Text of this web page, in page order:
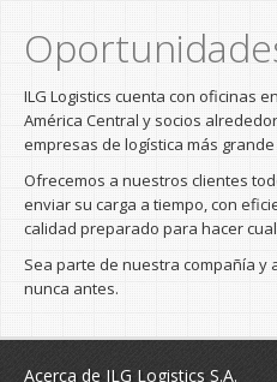
ILG Logistics cuenta con oficinas
América Central y socios
empresas de logística más
Ofrecemos a nuestros clientes
enviar su carga a tiempo, con
calidad preparado para hacer
Sea parte de nuestra compañía y
nunca antes.
Acerca de ILG Logistics S.A.